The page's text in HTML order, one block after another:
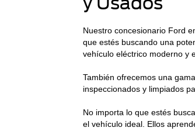
Nuestro concesionario Ford
que estés buscando una
vehículo eléctrico moderno y
También ofrecemos una
inspeccionados y limpiados
No importa lo que estés
el vehículo ideal. Ellos